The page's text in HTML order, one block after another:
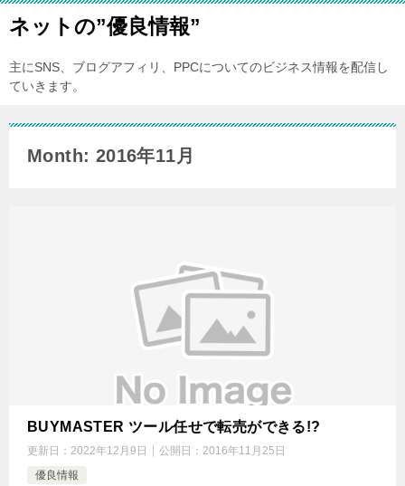
ネットの”優良情報”
主にSNS、ブログアフィリ、PPCについてのビジネス情報を配信し
ていきます。
Month: 2016年11月
BUYMASTER ツール任せで転売ができる!?
更新日： 2022年12月9日 公開日： 2016年11月25日
優良情報